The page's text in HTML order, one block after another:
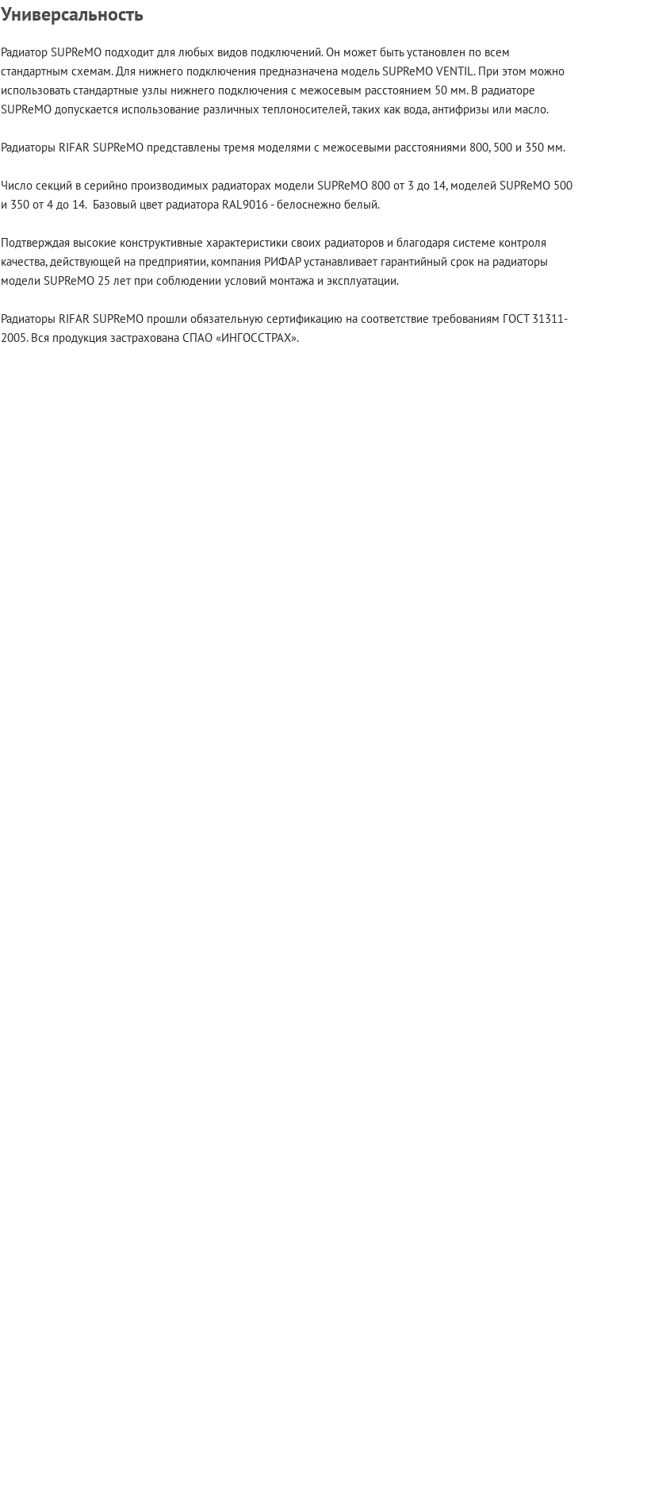
Универсальность
Радиатор SUPReMO подходит для любых видов подключений. Он может быть установлен по всем
стандартным схемам. Для нижнего подключения предназначена модель SUPReMO VENTIL. При этом можно
использовать стандартные узлы нижнего подключения с межосевым расстоянием 50 мм. В радиаторе
SUPReMO допускается использование различных теплоносителей, таких как вода, антифризы или масло.
Радиаторы RIFAR SUPReMO представлены тремя моделями с межосевыми расстояниями 800, 500 и 350 мм.
Число секций в серийно производимых радиаторах модели SUPReMO 800 от 3 до 14, моделей SUPReMO 500
и 350 от 4 до 14. Базовый цвет радиатора RAL9016 - белоснежно белый.
Подтверждая высокие конструктивные характеристики своих радиаторов и благодаря системе контроля
качества, действующей на предприятии, компания РИФАР устанавливает гарантийный срок на радиаторы
модели SUPReMO 25 лет при соблюдении условий монтажа и эксплуатации.
Радиаторы RIFAR SUPReMO прошли обязательную сертификацию на соответствие требованиям ГОСТ 31311-
2005. Вся продукция застрахована СПАО «ИНГОССТРАХ».